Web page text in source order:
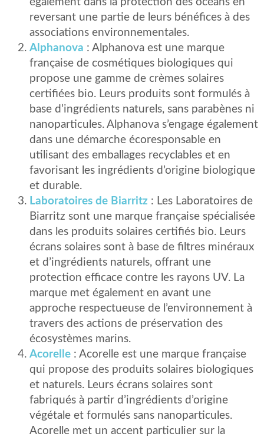
reversant une partie de leurs bénéfices à des
associations environnementales.
Alphanova : Alphanova est une marque
française de cosmétiques biologiques qui
propose une gamme de crèmes solaires
certifiées bio. Leurs produits sont formulés à
base d’ingrédients naturels, sans parabènes ni
nanoparticules. Alphanova s’engage également
dans une démarche écoresponsable en
utilisant des emballages recyclables et en
favorisant les ingrédients d’origine biologique
et durable.
Laboratoires de Biarritz : Les Laboratoires de
Biarritz sont une marque française spécialisée
dans les produits solaires certifiés bio. Leurs
écrans solaires sont à base de filtres minéraux
et d’ingrédients naturels, offrant une
protection efficace contre les rayons UV. La
marque met également en avant une
approche respectueuse de l’environnement à
travers des actions de préservation des
écosystèmes marins.
Acorelle : Acorelle est une marque française
qui propose des produits solaires biologiques
et naturels. Leurs écrans solaires sont
fabriqués à partir d’ingrédients d’origine
végétale et formulés sans nanoparticules.
Acorelle met un accent particulier sur la